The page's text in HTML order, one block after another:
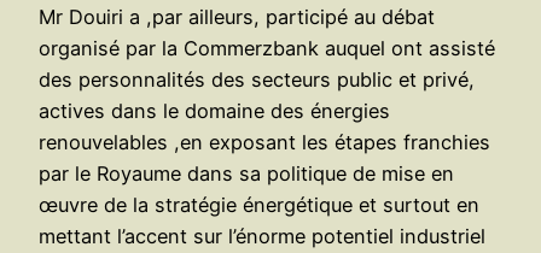
Mr Douiri a ,par ailleurs, participé au débat
organisé par la Commerzbank auquel ont assisté
des personnalités des secteurs public et privé,
actives dans le domaine des énergies
renouvelables ,en exposant les étapes franchies
par le Royaume dans sa politique de mise en
œuvre de la stratégie énergétique et surtout en
mettant l’accent sur l’énorme potentiel industriel